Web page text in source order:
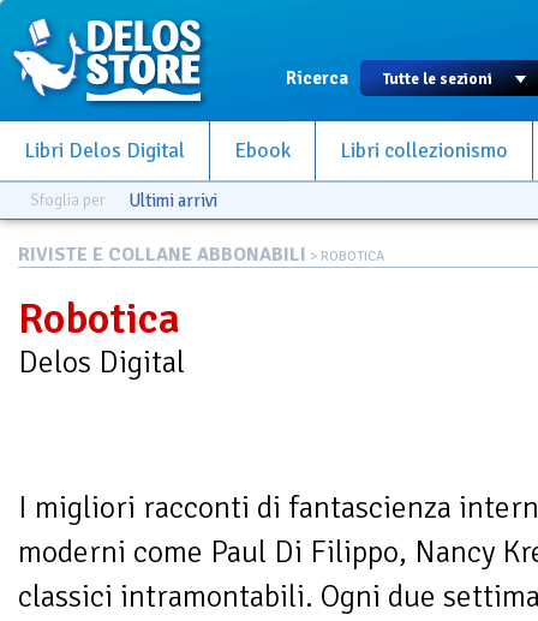
Ricerca
Libri Delos Digital Ebook Libri collezionismo
Sfoglia per Ultimi arrivi
RIVISTE E COLLANE ABBONABILI > ROBOTICA
Robotica
Delos Digital
I migliori racconti di fantascienza
moderni come Paul Di Filippo, Nancy
classici intramontabili. Ogni due